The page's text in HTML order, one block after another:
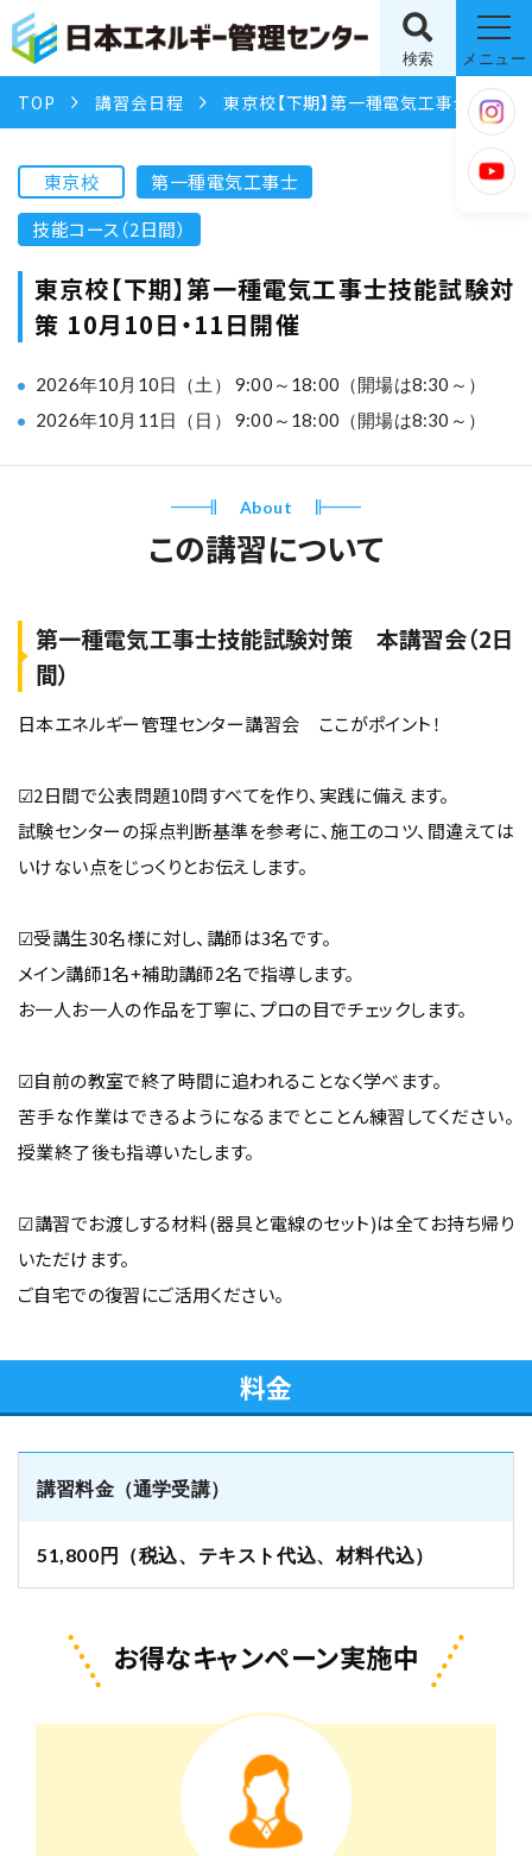
検索 メニュー
TOP 講習会日程 東京校【下期】第一種電気工事士技能試験対策 10月10日・11日開催
東京校
第一種電気工事士
技能コース（2日間）
東京校【下期】第一種電気工事士技能試験対
策 10月10日・11日開催
2026年10月10日（土） 9:00～18:00（開場は8:30～）
2026年10月11日（日） 9:00～18:00（開場は8:30～）
About
この講習について
第一種電気工事士技能試験対策 本講習会（2日
間）
日本エネルギー管理センター講習会 ここがポイント！
☑2日間で公表問題10問すべてを作り、実践に備えます。
試験センターの採点判断基準を参考に、施工のコツ、間違えては
いけない点をじっくりとお伝えします。
☑受講生30名様に対し、講師は3名です。
メイン講師1名+補助講師2名で指導します。
お一人お一人の作品を丁寧に、プロの目でチェックします。
☑自前の教室で終了時間に追われることなく学べます。
苦手な作業はできるようになるまでとことん練習してください。
授業終了後も指導いたします。
☑講習でお渡しする材料(器具と電線のセット)は全てお持ち帰り
いただけます。
ご自宅での復習にご活用ください。
料金
講習料金（通学受講）
51,800円（税込、テキスト代込、材料代込）
お得なキャンペーン実施中